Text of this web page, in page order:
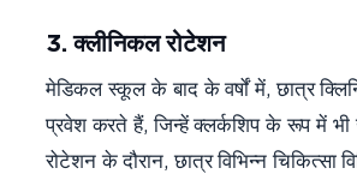
3. क्लीनिकल रोटेशन
मेडिकल स्कूल के बाद के वर्षों में, छात्र
प्रवेश करते हैं, जिन्हें क्लर्कशिप के रूप में भी
रोटेशन के दौरान, छात्र विभिन्न चिकित्सा